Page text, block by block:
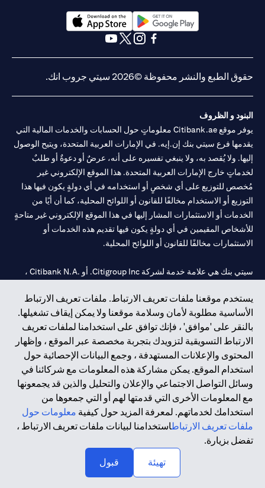
يستخدم موقعنا ملفات تعريف الارتباط. ملفات تعريف الارتباط
الأساسية مطلوبة لأمان وسلامة موقعنا ولا يمكن إيقاف تشغيلها.
بالنقر على 'موافق' ، فإنك توافق على استخدامنا لملفات تعريف
الارتباط التسويقية لتزويدك بتجربة مخصصة عبر الموقع ، وإظهار
المحتوى والإعلانات المستهدفة ، وجمع البيانات الإحصائية حول
استخدام الموقع. يمكن مشاركة هذه المعلومات مع شركائنا في
وسائل التواصل الاجتماعي والإعلان والتحليل والذين قد يجمعونها
مع المعلومات الأخرى التي قدمتها لهم أو التي جمعوها من
استخدامك لخدماتهم. لمعرفة المزيد حول كيفية معلومات حول
ملفات تعريف الارتباطاستخدامنا لبيانات ملفات تعريف الارتباط ،
تفضل بزيارة.
تهيئة
قبول
(opens in a new tab)
حقوق الطبع والنشر محفوظة ©2026 سيتي جروب انك.
البنود و الظروف
يوفر موقع Citibank.ae معلوماتٍ حول الحسابات والخدمات المالية التي
يقدمها فرع سيتي بنك إن.إيه. في الإمارات العربية المتحدة، ويتيح الوصول
إليها. ولا يُقصد به، ولا ينبغي تفسيره على أنه، عرضٌ أو دعوةٌ أو طلبٌ
لخدماتٍ خارج الإمارات العربية المتحدة. هذا الموقع الإلكتروني غير
مُخصص للتوزيع على أي شخصٍ أو استخدامه في أي دولةٍ يكون فيها هذا
التوزيع أو الاستخدام مخالفًا للقانون أو اللوائح المحلية، كما أن أيًا من
الخدمات أو الاستثمارات المشار إليها في هذا الموقع الإلكتروني غير متاحةٍ
للأشخاص المقيمين في أي دولةٍ يكون فيها تقديم هذه الخدمات أو
الاستثمارات مخالفًا للقانون أو اللوائح المحلية.
سيتي بنك هي علامة خدمة لشركة Citigroup Inc. أو .Citibank N.A ،
سيتي بنك إن. إيه. الإمارات مسجل لدى مصرف الإمارات المركزي تحت
أرقام التراخيص 202563 لفرع الوصل في دبي، 531989 لفرع مول
الإمارات في دبي، وCN-1002019لفرع أبوظبي. هاتف: 4000 311 04.
فرع سيتي بنك إن إيه - الإمارات العربية المتحدة مرخص من مصرف
الإمارات العربية المتحدة المركزي كفرع لبنك أجنبي.
سيتي بنك إن إيه الإمارات العربية المتحدة مرخص من هيئة الأوراق المالية
والسلع في الإمارات العربية المتحدة ("SCA") للقيام بالنشاط المالي لـ أ)
الاستشارات المالية والتعريف والترويج بموجب ترخيص رقم
20200000097 ب) وسيط تداول في الأسواق الدولية بموجب ترخيص
حقوق الطبع والنشر محفوظة ©2026 سيتي جروب انك.